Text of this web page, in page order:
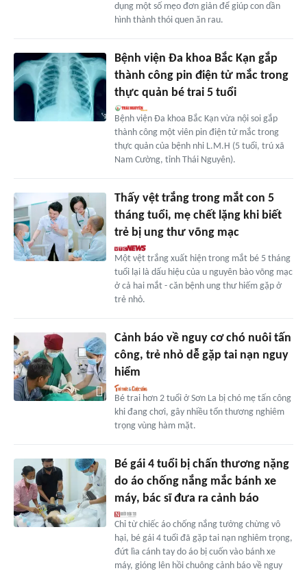
dụng một số mẹo đơn giản để giúp con dần
hình thành thói quen ăn rau.
Bệnh viện Đa khoa Bắc Kạn gắp
thành công pin điện tử mắc trong
thực quản bé trai 5 tuổi
Bệnh viện Đa khoa Bắc Kạn vừa nội soi gắp
thành công một viên pin điện tử mắc trong
thực quản của bệnh nhi L.M.H (5 tuổi, trú xã
Nam Cường, tỉnh Thái Nguyên).
Thấy vệt trắng trong mắt con 5
tháng tuổi, mẹ chết lặng khi biết
trẻ bị ung thư võng mạc
Một vệt trắng xuất hiện trong mắt bé 5 tháng
tuổi lại là dấu hiệu của u nguyên bào võng mạc
ở cả hai mắt - căn bệnh ung thư hiếm gặp ở
trẻ nhỏ.
Cảnh báo về nguy cơ chó nuôi tấn
công, trẻ nhỏ dễ gặp tai nạn nguy
hiểm
Bé trai hơn 2 tuổi ở Sơn La bị chó mẹ tấn công
khi đang chơi, gây nhiều tổn thương nghiêm
trọng vùng hàm mặt.
Bé gái 4 tuổi bị chấn thương nặng
do áo chống nắng mắc bánh xe
máy, bác sĩ đưa ra cảnh báo
Chỉ từ chiếc áo chống nắng tưởng chừng vô
hại, bé gái 4 tuổi đã gặp tai nạn nghiêm trọng,
đứt lìa cánh tay do áo bị cuốn vào bánh xe
máy, gióng lên hồi chuông cảnh báo về nguy